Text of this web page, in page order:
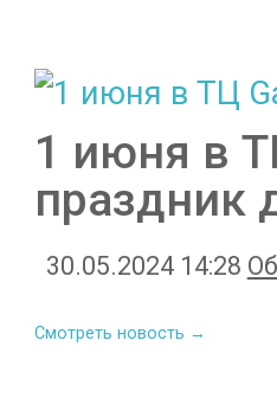
1 июня в
праздник
30.05.2024 14:28
Смотреть новость →